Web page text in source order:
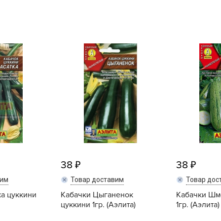
цуккини
38
Товар доставим
Кабачки Цыганенок
цуккини 1гр. (Аэлита)
38
Товар
Кабачки
1гр. (Аэлита)